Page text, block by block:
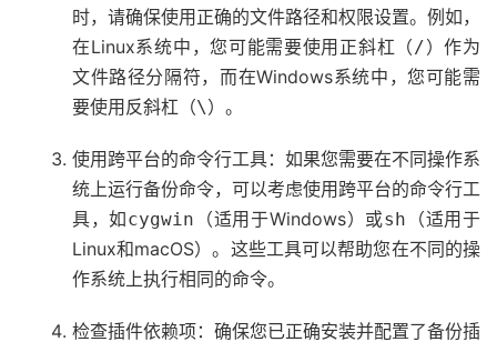
时，请确保使用正确的文件路径和权限设置。例如，
在Linux系统中，您可能需要使用正斜杠（/）作为
文件路径分隔符，而在Windows系统中，您可能需
要使用反斜杠（\）。
使用跨平台的命令行工具：如果您需要在不同操作系
统上运行备份命令，可以考虑使用跨平台的命令行工
具，如cygwin （适用于Windows）或sh （适用于
Linux和macOS）。这些工具可以帮助您在不同的操
作系统上执行相同的命令。
检查插件依赖项：确保您已正确安装并配置了备份插